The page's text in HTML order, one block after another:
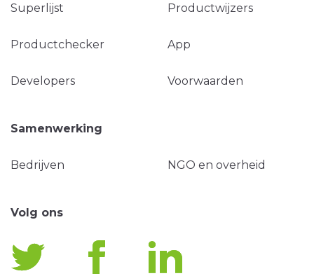
Superlijst Productwijzers
Productchecker App
Developers Voorwaarden
Samenwerking
Bedrijven NGO en overheid
Volg ons